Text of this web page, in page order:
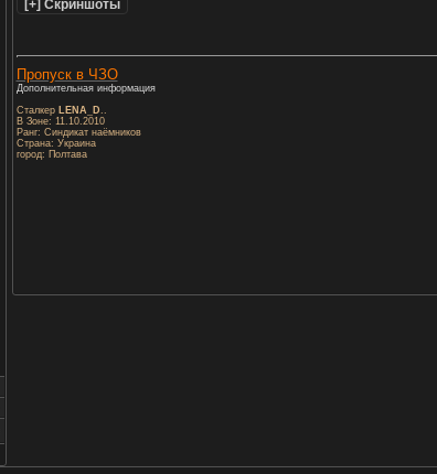
Пропуск в ЧЗО
Дополнительная информация
Сталкер
LENA_D
В Зоне: 11.10.2010
Ранг: Синдикат наёмников
Страна: Украина
город: Полтава